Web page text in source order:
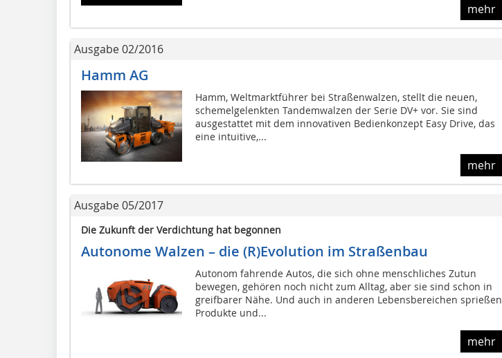
mehr
Ausgabe 02/2016
Hamm AG
Hamm, Weltmarktführer bei Straßenwalzen, stellt die neuen,
schemelgelenkten Tandemwalzen der Serie DV+ vor. Sie sind
ausgestattet mit dem innovativen Bedienkonzept Easy Drive, das
eine intuitive,...
mehr
Ausgabe 05/2017
Die Zukunft der Verdichtung hat begonnen
Autonome Walzen – die (R)Evolution im Straßenbau
Autonom fahrende Autos, die sich ohne menschliches Zutun
bewegen, gehören noch nicht zum Alltag, aber sie sind schon in
greifbarer Nähe. Und auch in anderen Lebensbereichen sprießen
Produkte und...
mehr